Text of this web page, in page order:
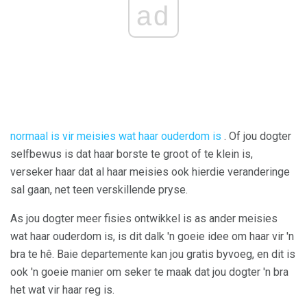
ad
normaal is vir meisies wat haar ouderdom is . Of jou dogter
selfbewus is dat haar borste te groot of te klein is,
verseker haar dat al haar meisies ook hierdie veranderinge
sal gaan, net teen verskillende pryse.
As jou dogter meer fisies ontwikkel is as ander meisies
wat haar ouderdom is, is dit dalk 'n goeie idee om haar vir 'n
bra te hê. Baie departemente kan jou gratis byvoeg, en dit is
ook 'n goeie manier om seker te maak dat jou dogter 'n bra
het wat vir haar reg is.